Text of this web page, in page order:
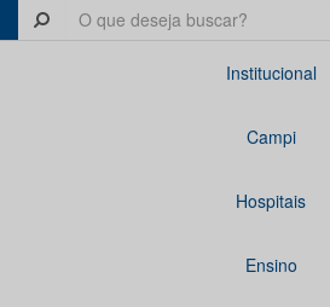
Institucional
Campi
Hospitais
Ensino